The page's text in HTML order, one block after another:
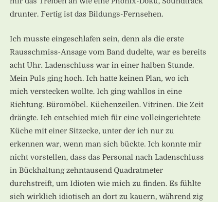
drunter. Fertig ist das Bildungs-Fernsehen.
Ich musste eingeschlafen sein, denn als die erste
Rausschmiss-Ansage vom Band dudelte, war es bereits
acht Uhr. Ladenschluss war in einer halben Stunde.
Mein Puls ging hoch. Ich hatte keinen Plan, wo ich
mich verstecken wollte. Ich ging wahllos in eine
Richtung. Büromöbel. Küchenzeilen. Vitrinen. Die Zeit
drängte. Ich entschied mich für eine volleingerichtete
Küche mit einer Sitzecke, unter der ich nur zu
erkennen war, wenn man sich bückte. Ich konnte mir
nicht vorstellen, dass das Personal nach Ladenschluss
in Bückhaltung zehntausend Quadratmeter
durchstreift, um Idioten wie mich zu finden. Es fühlte
sich wirklich idiotisch an dort zu kauern, während zig